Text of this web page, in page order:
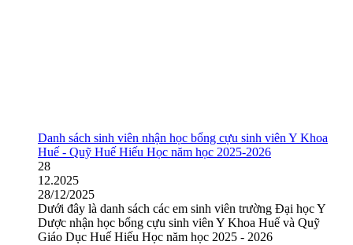
Danh sách sinh viên nhận học bổng cựu sinh viên Y Khoa
Huế - Quỹ Huế Hiếu Học năm học 2025-2026
28
12.2025
28/12/2025
Dưới đây là danh sách các em sinh viên trường Đại học Y
Dược nhận học bổng cựu sinh viên Y Khoa Huế và Quỹ
Giáo Dục Huế Hiếu Học năm học 2025 - 2026